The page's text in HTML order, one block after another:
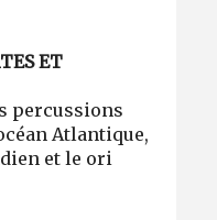
ET
percussions
Atlantique,
et le ori